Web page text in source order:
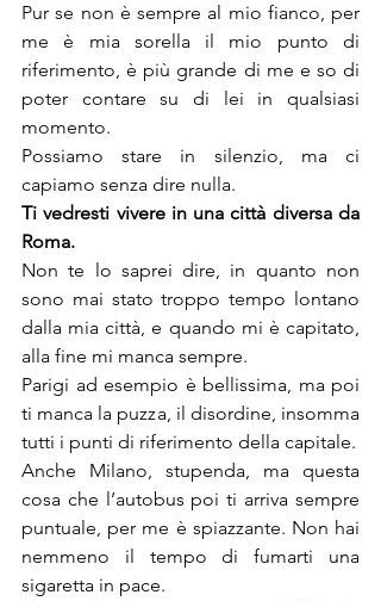
Pur se non è sempre al mio fianco, per
me è mia sorella il mio punto di
riferimento, è più grande di me e so di
poter contare su di lei in qualsiasi
momento.
Possiamo stare in silenzio, ma ci
capiamo senza dire nulla.
Ti vedresti vivere in una città diversa da
Roma.
Non te lo saprei dire, in quanto non
sono mai stato troppo tempo lontano
dalla mia città, e quando mi è capitato,
alla fine mi manca sempre.
Parigi ad esempio è bellissima, ma poi
ti manca la puzza, il disordine, insomma
tutti i punti di riferimento della capitale.
Anche Milano, stupenda, ma questa
cosa che l’autobus poi ti arriva sempre
puntuale, per me è spiazzante. Non hai
nemmeno il tempo di fumarti una
sigaretta in pace.